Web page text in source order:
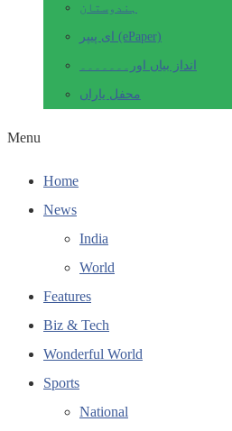
ہندوستان
ای پیپر (ePaper)
انداز بیاں اور۔۔۔۔۔۔۔
محفل یاراں
Menu
Home
News
India
World
Features
Biz & Tech
Wonderful World
Sports
National